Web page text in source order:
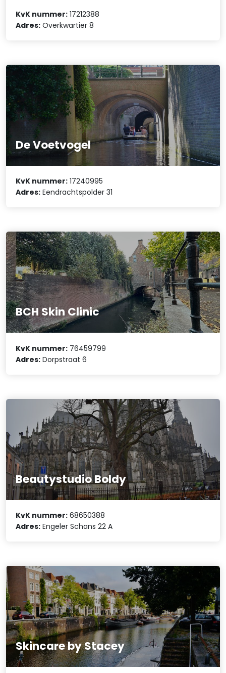
KvK nummer: 17212388
Adres: Overkwartier 8
De Voetvogel
KvK nummer: 17240995
Adres: Eendrachtspolder 31
BCH Skin Clinic
KvK nummer: 76459799
Adres: Dorpstraat 6
Beautystudio Boldy
KvK nummer: 68650388
Adres: Engeler Schans 22 A
Skincare by Stacey